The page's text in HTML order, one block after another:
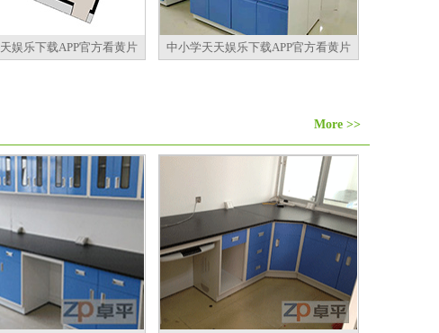
娱乐下载APP官方看黄片 中小学天天娱乐下载APP官方看黄片
More >>